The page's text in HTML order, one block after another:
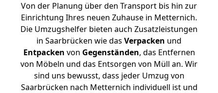
Von der Planung über den Transport bis hin zur
Einrichtung Ihres neuen Zuhause in Metternich.
Die Umzugshelfer bieten auch Zusatzleistungen
in Saarbrücken wie das Verpacken und
Entpacken von Gegenständen, das Entfernen
von Möbeln und das Entsorgen von Müll an. Wir
sind uns bewusst, dass jeder Umzug von
Saarbrücken nach Metternich individuell ist und